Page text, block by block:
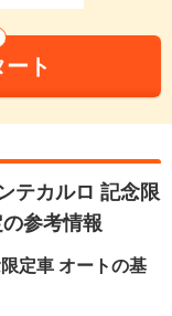
ト
テカルロ 記念限
参考情報
定車 オートの基